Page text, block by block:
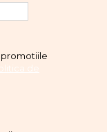
promotiile
de